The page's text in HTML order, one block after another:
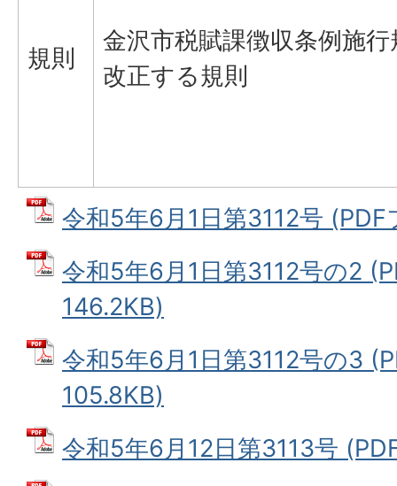
規則
金沢市税賦課徴収条例施
改正する規則
令和5年6月1日第3112号
令和5年6月1日第3112号の2
146.2KB)
令和5年6月1日第3112号の3
105.8KB)
令和5年6月12日第3113号